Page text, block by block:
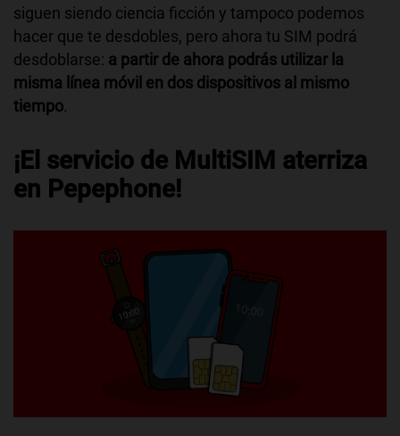
siguen siendo ciencia ficción y tampoco podemos
hacer que te desdobles, pero ahora tu SIM podrá
desdoblarse: a partir de ahora podrás utilizar la
misma línea móvil en dos dispositivos al mismo
tiempo.
¡El servicio de MultiSIM aterriza
en Pepephone!